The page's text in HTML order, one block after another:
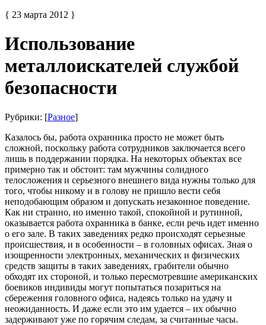
{ 23 марта 2012 }
Использование
металлоискателей службой
безопасности
Рубрики: [Разное]
Казалось бы, работа охранника просто не может быть
сложной, поскольку работа сотрудников заключается всего
лишь в поддержании порядка. На некоторых объектах все
примерно так и обстоит: там мужчины солидного
телосложения и серьезного внешнего вида нужны только для
того, чтобы никому и в голову не пришло вести себя
неподобающим образом и допускать незаконное поведение.
Как ни странно, но именно такой, спокойной и рутинной,
оказывается работа охранника в банке, если речь идет именно
о его зале. В таких заведениях редко происходят серьезные
происшествия, и в особенности – в головных офисах. Зная о
изощренности электронных, механических и физических
средств защиты в таких заведениях, грабители обычно
обходят их стороной, и только пересмотревшие американских
боевиков индивиды могут попытаться позариться на
сбережения головного офиса, надеясь только на удачу и
неожиданность. И даже если это им удается – их обычно
задерживают уже по горячим следам, за считанные часы.